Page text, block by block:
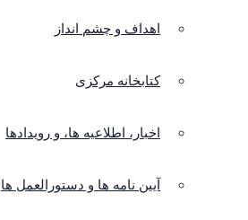
اهداف و چشم انداز
کتابخانه مرکزی
اخبار، اطلاعیه ها، و رویدادها
آیین نامه ها و دستورالعمل ها